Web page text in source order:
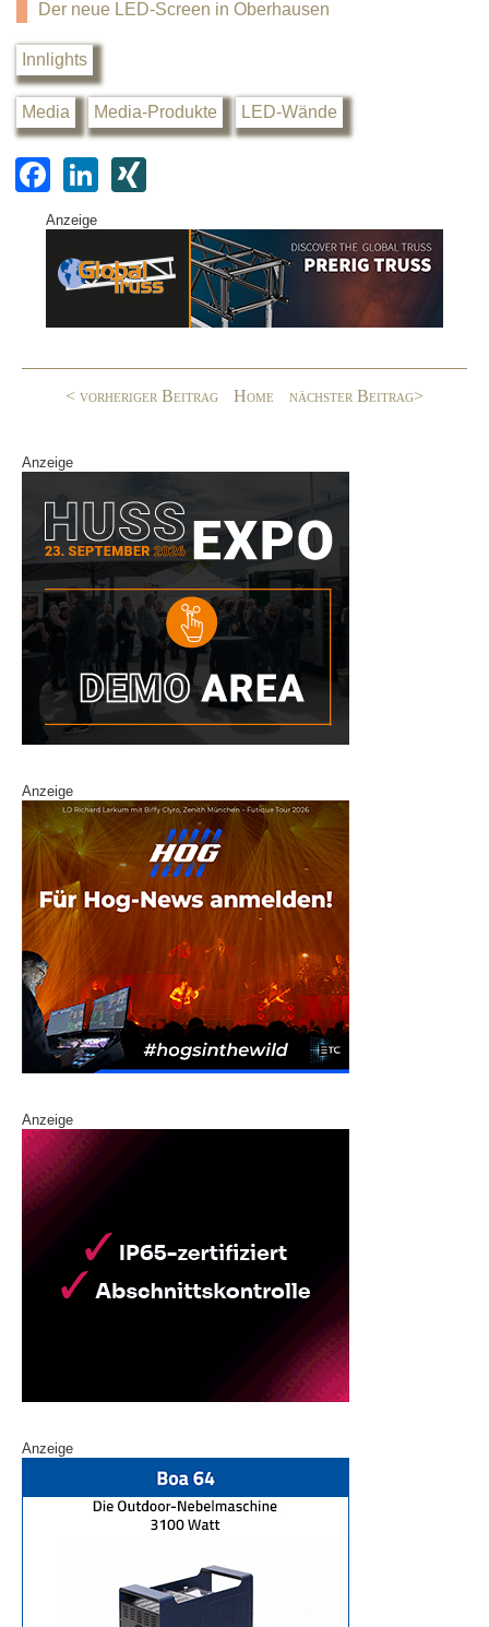
Der neue LED-Screen in Oberhausen
Innlights
Media Media-Produkte LED-Wände
F
a
c
e
o
Li
k
e
G
Anzeige
< vorheriger Beitrag Home nächster Beitrag>
Anzeige
Anzeige
Anzeige
Anzeige